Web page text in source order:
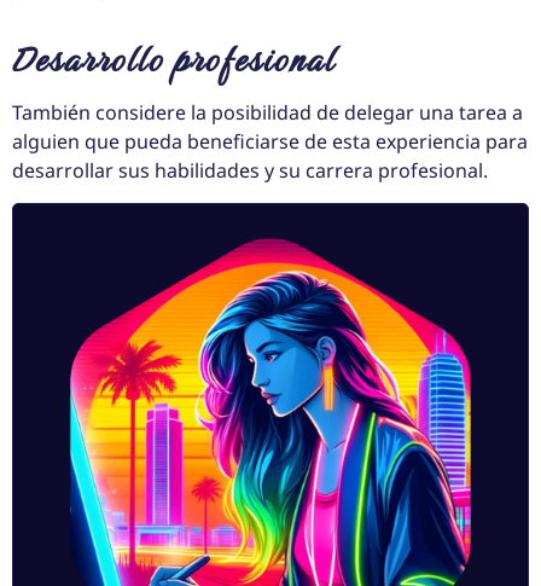
Desarrollo profesional
También considere la posibilidad de delegar una tarea a
alguien que pueda beneficiarse de esta experiencia para
desarrollar sus habilidades y su carrera profesional.